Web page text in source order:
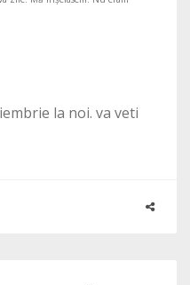
la noi. va veti